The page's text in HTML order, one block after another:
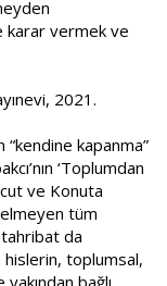
karar vermek ve
2021.
kapanma”
‘Toplumdan
ve Konuta
tüm
tahribat da
hislerin, toplumsal,